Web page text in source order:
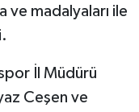
ve madalyaları ile
İl Müdürü
Ceşen ve